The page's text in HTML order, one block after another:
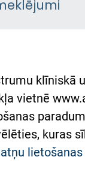
kārtība
nokļūt
klīniskā
vietnē
kuras